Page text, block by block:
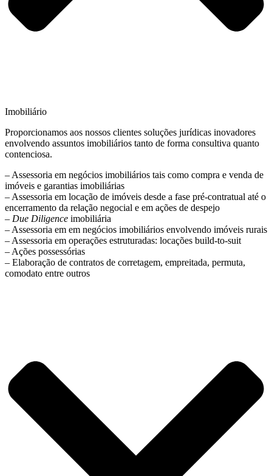
Imobiliário
Proporcionamos aos nossos clientes soluções jurídicas inovadores
envolvendo assuntos imobiliários tanto de forma consultiva quanto
contenciosa.
– Assessoria em negócios imobiliários tais como compra e venda de
imóveis e garantias imobiliárias
– Assessoria em locação de imóveis desde a fase pré-contratual até o
encerramento da relação negocial e em ações de despejo
– Due Diligence imobiliária
– Assessoria em em negócios imobiliários envolvendo imóveis rurais
– Assessoria em operações estruturadas: locações build-to-suit
– Ações possessórias
– Elaboração de contratos de corretagem, empreitada, permuta,
comodato entre outros